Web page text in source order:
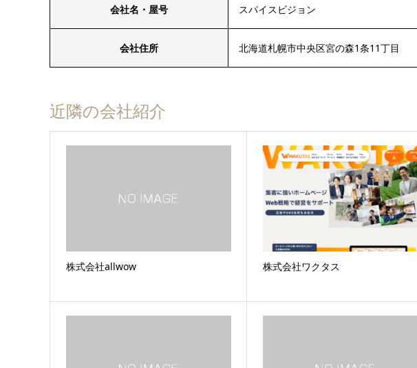
会社名・屋号 スパイスビジョン
会社住所 北海道札幌市中央区宮の森1条11丁目
近隣の会社紹介
株式会社allwow 株式会社ワクタス